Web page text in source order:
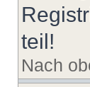
teil!
Nach